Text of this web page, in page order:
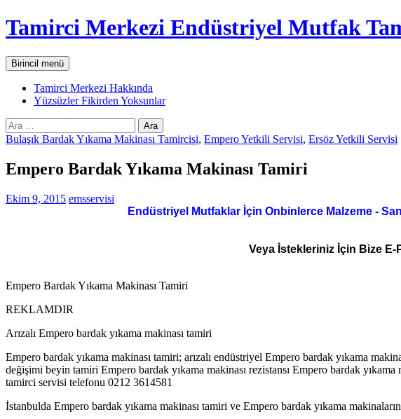
İçeriğe
atla
Tamirci Merkezi Endüstriyel Mutfak
AraBirincil menü
Tamirci Merkezi Hakkında
Yüzsüzler Fikirden Yoksunlar
Arama:
Bulaşık Bardak Yıkama Makinası Tamircisi, Empero Yetkili Servisi, Ersöz Yetkili Servisi
Empero Bardak Yıkama Makinası Tamiri
Ekim 9, 2015 emsservisi
Endüstriyel Mutfaklar İçin Onbinlerce Malzeme -
Veya İstekleriniz İçin Bize
Empero Bardak Yıkama Makinası Tamiri
REKLAMDIR
Arızalı Empero bardak yıkama makinası tamiri
Empero bardak yıkama makinası tamiri; arızalı endüstriyel Empero bardak yıkama
değişimi beyin tamiri Empero bardak yıkama makinası rezistansı Empero bardak
tamirci servisi telefonu 0212 3614581
İstanbulda Empero bardak yıkama makinası tamiri ve Empero bardak yıkama